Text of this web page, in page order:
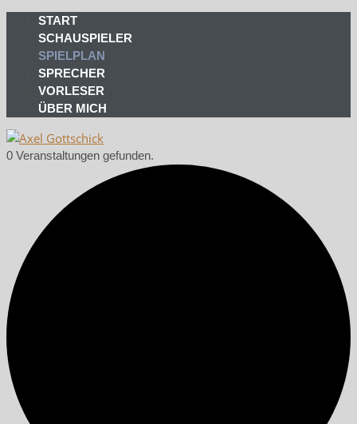
START
SCHAUSPIELER
SPIELPLAN
SPRECHER
VORLESER
ÜBER MICH
0 Veranstaltungen gefunden.